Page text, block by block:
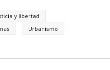
y libertad
Urbanismo